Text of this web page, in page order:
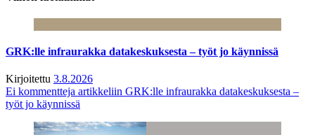
GRK:lle infraurakka datakeskuksesta – työt jo käynnissä
Kirjoitettu 3.8.2026
Ei kommentteja artikkeliin GRK:lle infraurakka datakeskuksesta –
työt jo käynnissä